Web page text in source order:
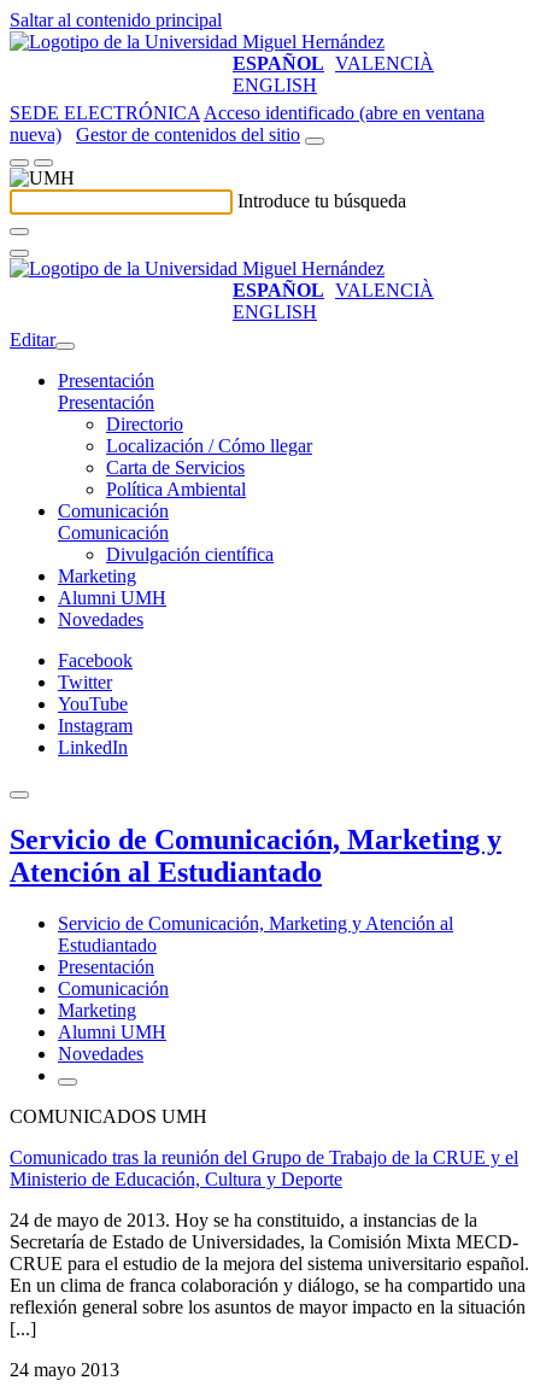
Saltar al contenido principal
ESPAÑOL VALENCIÀ
ENGLISH
SEDE ELECTRÓNICA Acceso identificado (abre en ventana
nueva)
Gestor de contenidos del sitio
Introduce tu búsqueda
ESPAÑOL VALENCIÀ
ENGLISH
Editar
Presentación
Presentación
Directorio
Localización / Cómo llegar
Carta de Servicios
Política Ambiental
Comunicación
Comunicación
Divulgación científica
Marketing
Alumni UMH
Novedades
Facebook
Twitter
YouTube
Instagram
LinkedIn
Servicio de Comunicación, Marketing y
Atención al Estudiantado
Servicio de Comunicación, Marketing y Atención al
Estudiantado
Presentación
Comunicación
Marketing
Alumni UMH
Novedades
COMUNICADOS UMH
Comunicado tras la reunión del Grupo de Trabajo de la CRUE y el
Ministerio de Educación, Cultura y Deporte
24 de mayo de 2013. Hoy se ha constituido, a instancias de la
Secretaría de Estado de Universidades, la Comisión Mixta MECD-
CRUE para el estudio de la mejora del sistema universitario español.
En un clima de franca colaboración y diálogo, se ha compartido una
reflexión general sobre los asuntos de mayor impacto en la situación
[...]
24 mayo 2013